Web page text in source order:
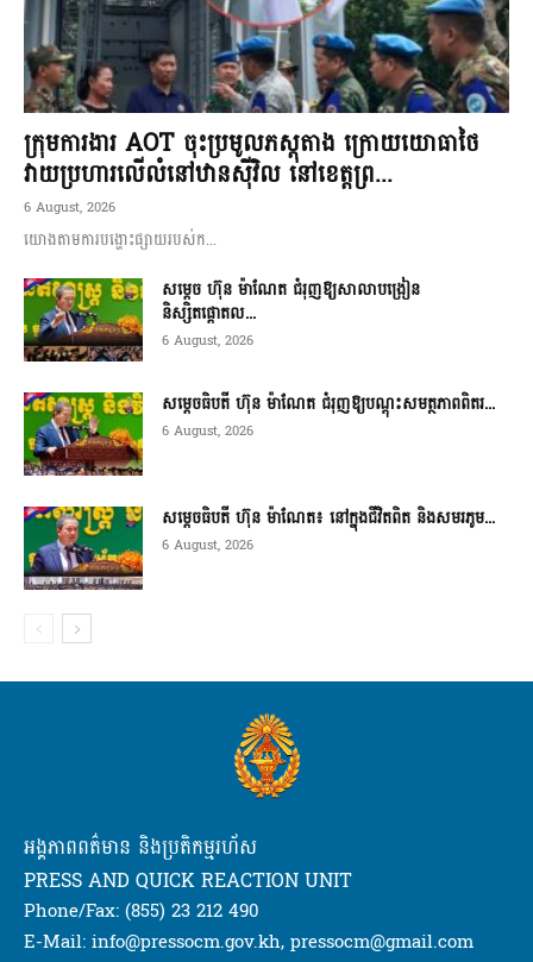
ក្រុមការងារ AOT ចុះប្រមូលភស្តុតាង ក្រោយយោធាថៃ
វាយប្រហារលើលំនៅឋានស៊ីវិល នៅខេត្តព្រ...
6 August, 2026
យោងតាមការបង្ហោះផ្សាយរបស់ក...
សម្តេច ហ៊ុន ម៉ាណែត ជំរុញឱ្យសាលាបង្រៀន
និស្សិតផ្តោតល...
6 August, 2026
សម្តេចធិបតី ហ៊ុន ម៉ាណែត ជំរុញឱ្យបណ្តុះសមត្ថភាពពិតរ...
6 August, 2026
សម្តេចធិបតី ហ៊ុន ម៉ាណែត៖ នៅក្នុងជីវិតពិត និងសមរភូម...
6 August, 2026
អង្គភាពពត៌មាន និងប្រតិកម្មរហ័ស
PRESS AND QUICK REACTION UNIT
Phone/Fax: (855) 23 212 490
E-Mail: info@pressocm.gov.kh, pressocm@gmail.com